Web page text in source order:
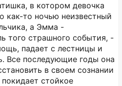
в котором девочка
как-то ночью неизвестный
а Эмма -
того страшного события, -
падает с лестницы и
Все последующие годы она
в своем сознании
стойкое